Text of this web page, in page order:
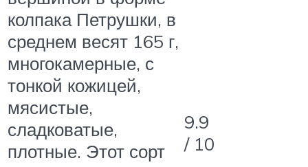
колпака Петрушки, в
среднем весят 165 г,
многокамерные, с
тонкой кожицей,
мясистые,
сладковатые,
плотные. Этот сорт
9.9
/ 10